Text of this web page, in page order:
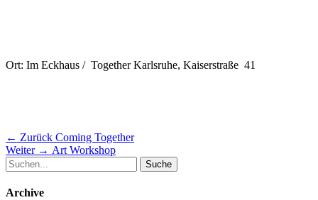
Ort: Im Eckhaus / Together Karlsruhe, Kaiserstraße 41
Beitragsnavigation
← Zurück Vorheriger
Beitrag:
Coming Together
Weiter → Nächster
Art Workshop
Suche
nach:
Archive